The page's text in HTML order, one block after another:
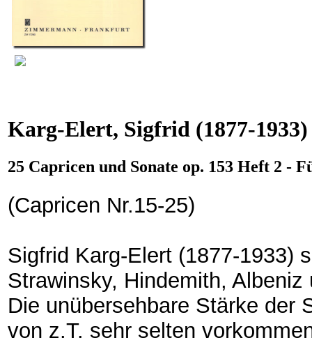
Karg-Elert, Sigfrid (1877-1933)
25 Capricen und Sonate op. 153 Heft 2 -
(Capricen Nr.15-25)
Sigfrid Karg-Elert (1877-1933)
Strawinsky, Hindemith,
Die unübersehbare Stärke der
von z.T. sehr selten